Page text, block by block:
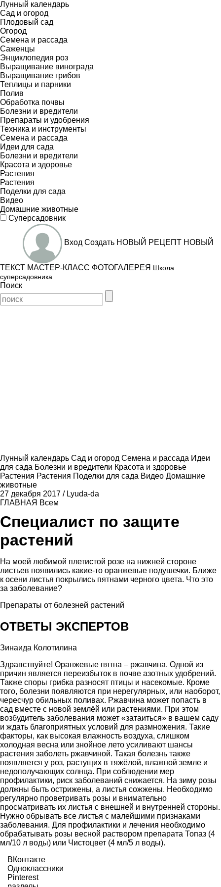
Лунный календарь
Сад и огород
Плодовый сад
Огород
Семена и рассада
Саженцы
Энциклопедия роз
Выращивание винограда
Выращивание грибов
Теплицы и парники
Полив
Обработка почвы
Болезни и вредители
Препараты и удобрения
Техника и инструменты
Семена и рассада
Идеи для сада
Болезни и вредители
Красота и здоровье
Растения
Растения
Поделки для сада
Видео
Домашние животные
Суперсадовник
Вход Создать НОВЫЙ РЕЦЕПТ НОВЫЙ
ТЕКСТ МАСТЕР-КЛАСС ФОТОГАЛЕРЕЯ Школа
суперсадовника
Поиск
Лунный календарь Сад и огород Семена и рассада Идеи
для сада Болезни и вредители Красота и здоровье
Растения Растения Поделки для сада Видео Домашние
животные
27 декабря 2017 / Lyuda-da
ГЛАВНАЯ Всем
Специалист по защите
растений
На моей любимой плетистой розе на нижней стороне
листьев появились какие-то оранжевые подушечки. Ближе
к осени листья покрылись пятнами черного цвета. Что это
за заболевание?
Препараты от болезней растений
ОТВЕТЫ ЭКСПЕРТОВ
Зинаида Колотилина
Здравствуйте! Оранжевые пятна – ржавчина. Одной из
причин является переизбыток в почве азотных удобрений.
Также споры грибка разносят птицы и насекомые. Кроме
того, болезни появляются при нерегулярных, или наоборот,
чересчур обильных поливах. Ржавчина может попасть в
сад вместе с новой землёй или растениями. При этом
возбудитель заболевания может «затаиться» в вашем саду
и ждать благоприятных условий для размножения. Такие
факторы, как высокая влажность воздуха, слишком
холодная весна или знойное лето усиливают шансы
растения заболеть ржавчиной. Такая болезнь также
появляется у роз, растущих в тяжёлой, влажной земле и
недополучающих солнца. При соблюдении мер
профилактики, риск заболеваний снижается. На зиму розы
должны быть острижены, а листья сожжены. Необходимо
регулярно проветривать розы и внимательно
просматривать их листья с внешней и внутренней стороны.
Нужно обрывать все листья с малейшими признаками
заболевания. Для профилактики и лечения необходимо
обрабатывать розы весной раствором препарата Топаз (4
мл/10 л воды) или Чистоцвет (4 мл/5 л воды).
ВКонтакте
Одноклассники
Pinterest